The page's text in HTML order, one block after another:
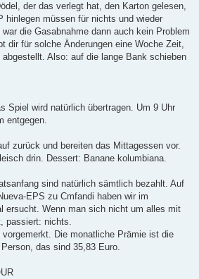
der das verlegt hat, den Karton gelesen,
hinlegen müssen für nichts und wieder
die Gasabnahme dann auch kein Problem
dir für solche Änderungen eine Woche Zeit,
Also: auf die lange Bank schieben
Spiel wird natürlich übertragen. Um 9 Uhr
entgegen.
zurück und bereiten das Mittagessen vor.
drin. Dessert: Banane kolumbiana.
sind natürlich sämtlich bezahlt. Auf
EPS zu Cmfandi haben wir im
ersucht. Wenn man sich nicht um alles mit
passiert: nichts.
Die monatliche Prämie ist die
das sind 35,83 Euro.